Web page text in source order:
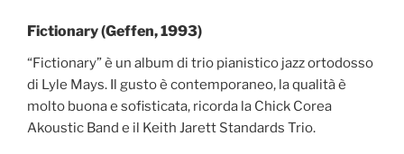
Fictionary (Geffen, 1993)
“Fictionary” è un album di trio pianistico jazz ortodosso
di Lyle Mays. Il gusto è contemporaneo, la qualità è
molto buona e sofisticata, ricorda la Chick Corea
Akoustic Band e il Keith Jarett Standards Trio.